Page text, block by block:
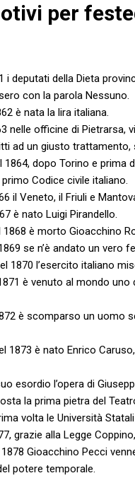
per
i deputati della Dieta
con la parola Nessuno.
è nata la lira italiana.
nelle officine di Pietrarsa,
ad un giusto
dopo Torino e prima
Codice civile italiano.
il Veneto, il Friuli e
è nato Luigi Pirandello.
è morto Gioacchino
se n’è andato un vero
1870 l’esercito italiano
è venuto al mondo
è scomparso un uomo
1873 è nato Enrico
esordio l’opera di
la prima pietra del
volta le Università
grazie alla Legge
Gioacchino Pecci
potere temporale.